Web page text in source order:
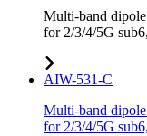
Multi-band
for 2/3/4/5G
AIW-531-C
Multi-band
for 2/3/4/5G